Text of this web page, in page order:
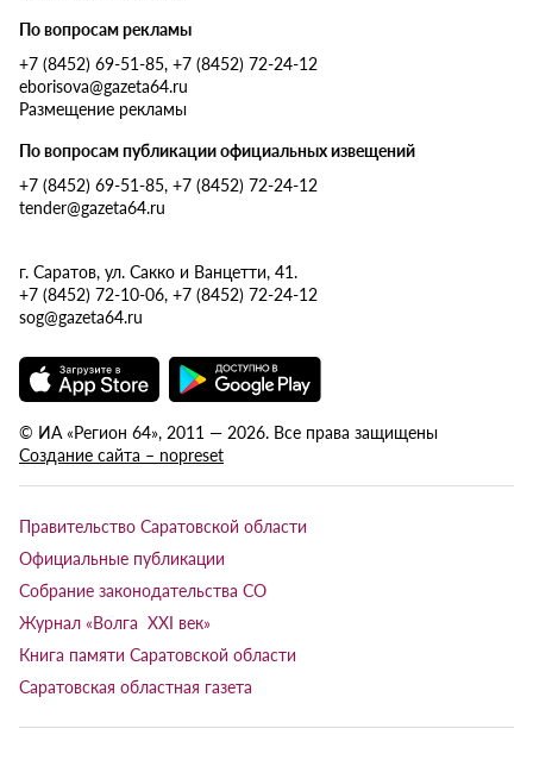
По вопросам рекламы
+7 (8452) 69-51-85, +7 (8452) 72-24-12
eborisova@gazeta64.ru
Размещение рекламы
По вопросам публикации официальных извещений
+7 (8452) 69-51-85, +7 (8452) 72-24-12
tender@gazeta64.ru
г. Саратов, ул. Сакко и Ванцетти, 41.
+7 (8452) 72-10-06, +7 (8452) 72-24-12
sog@gazeta64.ru
© ИА «Регион 64», 2011 — 2026. Все права защищены
Создание сайта – nopreset
Правительство Саратовской области
Официальные публикации
Собрание законодательства СО
Журнал «Волга XXI век»
Книга памяти Саратовской области
Саратовская областная газета